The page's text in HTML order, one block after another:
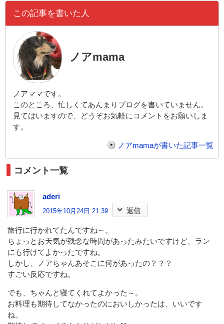
この記事を書いた人
ノアmama
ノアママです。
このところ、忙しくてあんまりブログを書いていません。
見てはいますので、どうぞお気軽にコメントをお願いしま
す。
ノアmamaが書いた記事一覧
コメント一覧
aderi
2015年10月24日 21:39 返信
旅行に行かれてたんですね～。
ちょっとお天気が残念な時間があったみたいですけど、ラン
にも行けてよかったですね。
しかし、ノアちゃんあそこに何があったの？？？
すごい反応ですね。
でも、ちゃんと寝てくれてよかった～。
お料理も期待してなかったのにおいしかったは、いいです
ね。